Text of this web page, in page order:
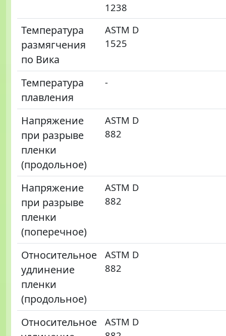
1238
Температура
размягчения
по Вика
ASTM D
1525
Температура
плавления
-
Напряжение
при разрыве
пленки
(продольное)
ASTM D
882
Напряжение
при разрыве
пленки
(поперечное)
ASTM D
882
Относительное
удлинение
пленки
(продольное)
ASTM D
882
Относительное
ASTM D